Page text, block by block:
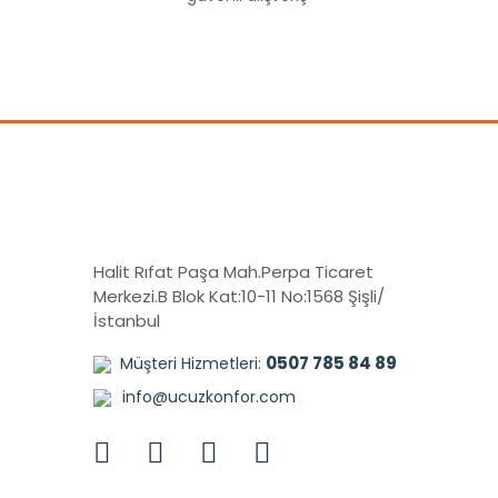
Halit Rıfat Paşa Mah.Perpa Ticaret
Merkezi.B Blok Kat:10-11 No:1568 Şişli/
İstanbul
Müşteri Hizmetleri: 0507 785 84 89
info@ucuzkonfor.com